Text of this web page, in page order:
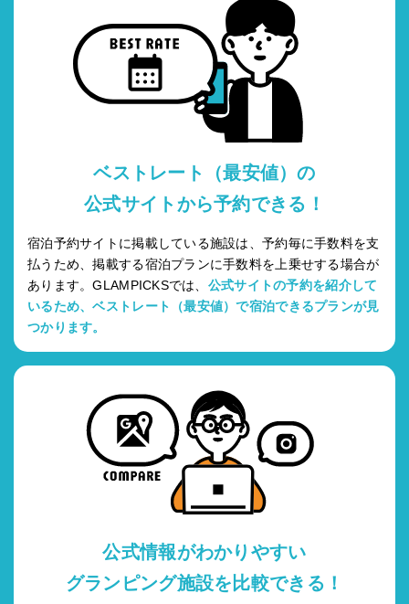
ベストレート（最安値）の
公式サイトから予約できる！
宿泊予約サイトに掲載している施設は、予約毎に手数料を支
払うため、掲載する宿泊プランに手数料を上乗せする場合が
あります。GLAMPICKSでは、 公式サイトの予約を紹介して
いるため、ベストレート（最安値）で宿泊できるプランが見
つかります。
公式情報がわかりやすい
グランピング施設を比較できる！